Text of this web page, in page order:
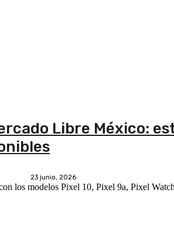
Libre México:
23 junio, 2026
los modelos Pixel 10, Pixel 9a, Pixel